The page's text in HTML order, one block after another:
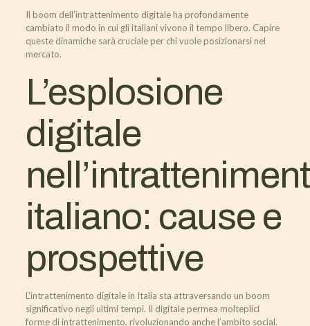
Il boom dell’intrattenimento digitale ha profondamente
cambiato il modo in cui gli italiani vivono il tempo libero. Capire
queste dinamiche sarà cruciale per chi vuole posizionarsi nel
mercato.
L’esplosione
digitale
italiano: cause e
prospettive
L’intrattenimento digitale in Italia sta attraversando un boom
significativo negli ultimi tempi. Il digitale permea molteplici
forme di intrattenimento, rivoluzionando anche l’ambito social.